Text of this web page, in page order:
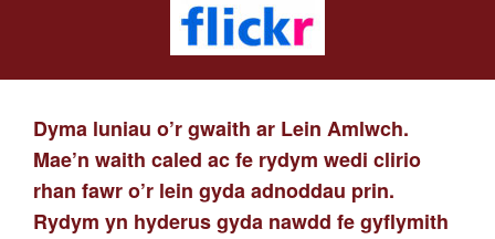
Dyma luniau o’r gwaith ar Lein Amlwch.
Mae’n waith caled ac fe rydym wedi clirio
rhan fawr o’r lein gyda adnoddau prin.
Rydym yn hyderus gyda nawdd fe gyflymith